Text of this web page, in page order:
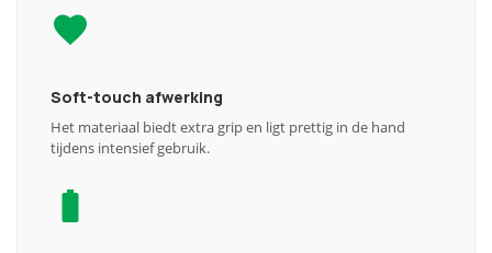
Soft-touch afwerking
Het materiaal biedt extra grip en ligt prettig in de hand
tijdens intensief gebruik.